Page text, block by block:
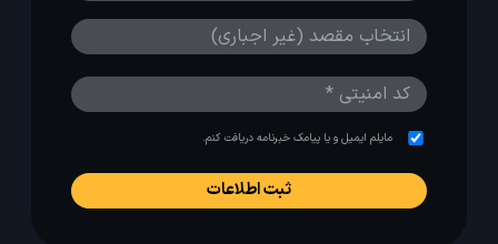
مایلم ایمیل و یا پیامک خبرنامه دریافت کنم.